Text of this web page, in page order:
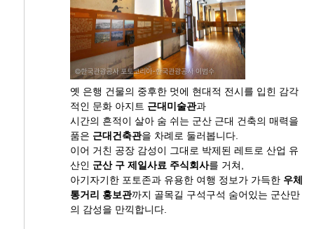
옛 은행 건물의 중후한 멋에 현대적 전시를 입힌 감각
적인 문화 아지트 근대미술관과
시간의 흔적이 살아 숨 쉬는 군산 근대 건축의 매력을
품은 근대건축관을 차례로 둘러봅니다.
이어 거친 공장 감성이 그대로 박제된 레트로 산업 유
산인 군산 구 제일사료 주식회사를 거쳐,
아기자기한 포토존과 유용한 여행 정보가 가득한 우체
통거리 홍보관까지 골목길 구석구석 숨어있는 군산만
의 감성을 만끽합니다.